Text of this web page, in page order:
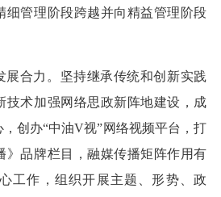
细管理阶段跨越并向精益管理阶段
展合力。坚持继承传统和创新实践
技术加强网络思政新阵地建设，成
创办“中油V视”网络视频平台，打
》品牌栏目，融媒传播矩阵作用有
工作，组织开展主题、形势、政